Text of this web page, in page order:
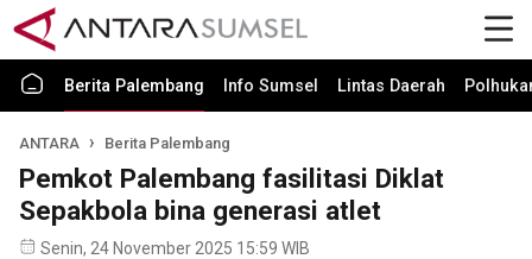
Berita Palembang Info Sumsel Lintas Daerah
ANTARA Berita Palembang
Pemkot Palembang fasilitasi Diklat
Sepakbola bina generasi atlet
Senin, 24 November 2025 15:59 WIB